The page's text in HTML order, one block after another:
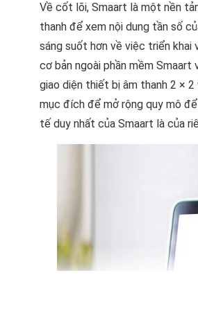
Về cốt lõi, Smaart là một nền
thanh để xem nội dung tần số
sáng suốt hơn về việc triển khai
cơ bản ngoài phần mềm
giao diện thiết bị âm thanh 2 ×
mục đích để mở rộng quy mô
tế duy nhất của Smaart là của